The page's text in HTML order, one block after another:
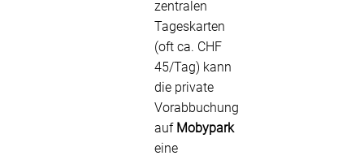
zentralen
Tageskarten
(oft ca. CHF
45/Tag) kann
die private
Vorabbuchung
auf Mobypark
eine